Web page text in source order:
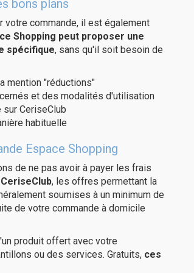
bons plans
votre commande, il est également
Shopping peut proposer une
spécifique, sans qu'il soit besoin de
mention "réductions"
et des modalités d'utilisation
CeriseClub
habituelle
Espace Shopping
de ne pas avoir à payer les frais
, les offres permettant la
soumises à un minimum de
de votre commande à domicile
produit offert avec votre
ou des services. Gratuits, ces